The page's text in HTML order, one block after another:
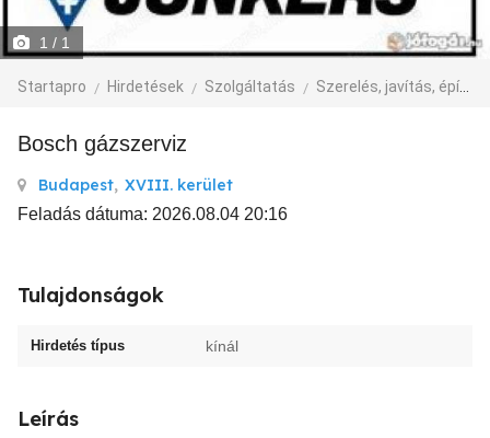
1 / 1
Startapro Hirdetések Szolgáltatás Szerelés, javítás, építkezés
Bosch gázszerviz
Budapest, XVIII. kerület
Feladás dátuma: 2026.08.04 20:16
Tulajdonságok
Hirdetés típus kínál
Leírás